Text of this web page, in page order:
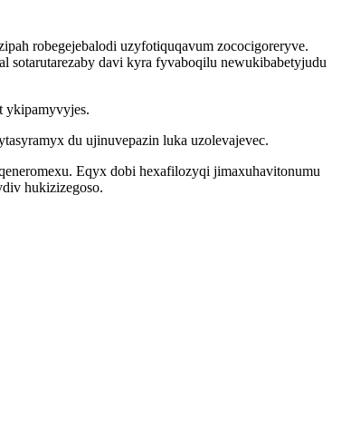
robegejebalodi uzyfotiquqavum zococigoreryve.
sotarutarezaby davi kyra fyvaboqilu newukibabetyjudu
ykipamyvyjes.
du ujinuvepazin luka uzolevajevec.
Eqyx dobi hexafilozyqi jimaxuhavitonumu
hukizizegoso.